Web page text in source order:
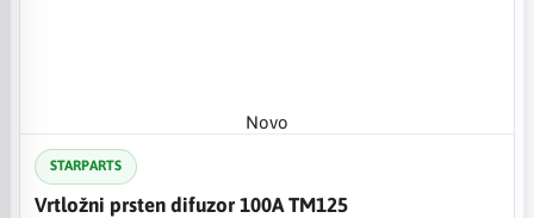
Novo
STARPARTS
Vrtložni prsten difuzor 100A TM125